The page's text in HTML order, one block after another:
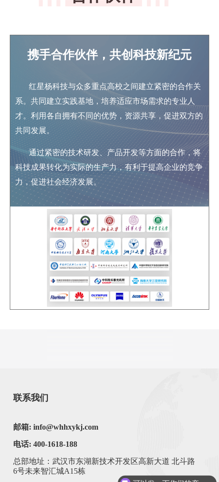
一种自动反射分光装置
一种垂直俯仰双轴可调通用光学支架底座
一种高精度13自由度自动对接装置及方法
携手合作伙伴，共创科技新纪元
红星杨科技与众多重点高校之间建立紧密的合作关
系。共同建立实践基地，培养适应市场需求的专业人
才。利用各自拥有不同的优势，资源共享，促进双方的
共同发展。
通过紧密的技术研发、产品开发等方面的合作，将
科技成果转化为实际的生产力，有利于提高企业的竞争
力，促进社会经济发展。
联系我们
邮箱: info@whhxykj.com
电话: 400-1618-188
总部地址：武汉市东湖新技术开发区高新大道 北斗路
6号未来智汇城A15栋